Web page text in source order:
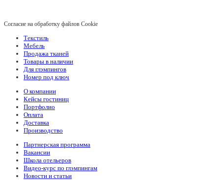
Согласие на обработку файлов Cookie
Текстиль
Мебель
Продажа тканей
Товары в наличии
Для глэмпингов
Номер под ключ
О компании
Кейсы гостиниц
Портфолио
Оплата
Доставка
Производство
Партнерская программа
Вакансии
Школа отельеров
Видео-курс по глэмпингам
Новости и статьи